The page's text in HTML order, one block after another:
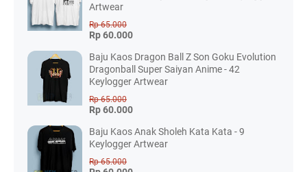
Artwear
Rp 65.000
Rp 60.000
Baju Kaos Dragon Ball Z Son Goku Evolution
Dragonball Super Saiyan Anime - 42
Keylogger Artwear
Rp 65.000
Rp 60.000
Baju Kaos Anak Sholeh Kata Kata - 9
Keylogger Artwear
Rp 65.000